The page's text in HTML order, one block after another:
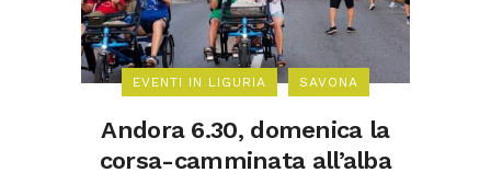
EVENTI IN LIGURIA SAVONA
Andora 6.30, domenica la
corsa-camminata all’alba